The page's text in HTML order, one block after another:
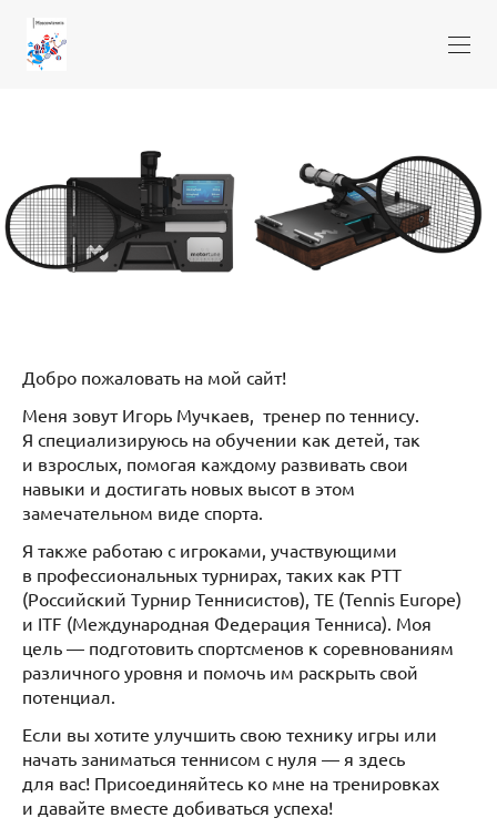
Добро пожаловать на мой сайт!
Меня зовут Игорь Мучкаев, тренер по теннису.
Я специализируюсь на обучении как детей, так
и взрослых, помогая каждому развивать свои
навыки и достигать новых высот в этом
замечательном виде спорта.
Я также работаю с игроками, участвующими
в профессиональных турнирах, таких как РТТ
(Российский Турнир Теннисистов), TE (Tennis Europe)
и ITF (Международная Федерация Тенниса). Моя
цель — подготовить спортсменов к соревнованиям
различного уровня и помочь им раскрыть свой
потенциал.
Если вы хотите улучшить свою технику игры или
начать заниматься теннисом с нуля — я здесь
для вас! Присоединяйтесь ко мне на тренировках
и давайте вместе добиваться успеха!